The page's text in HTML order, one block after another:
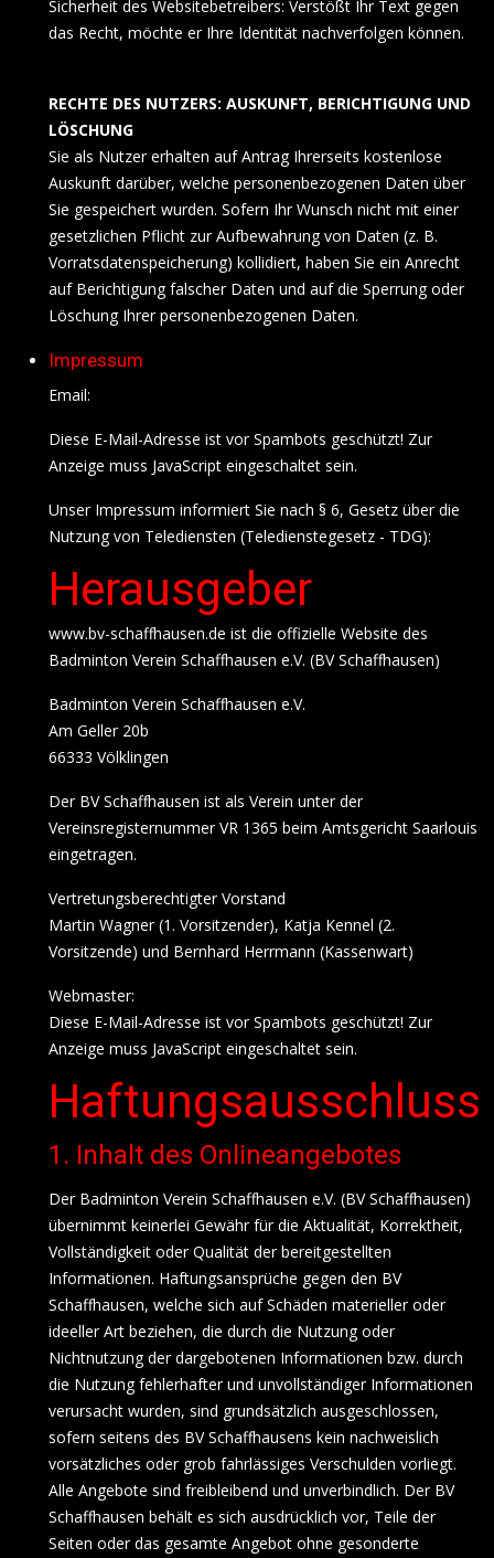
Sicherheit des Websitebetreibers: Verstößt Ihr Text gegen
das Recht, möchte er Ihre Identität nachverfolgen können.
RECHTE DES NUTZERS: AUSKUNFT, BERICHTIGUNG UND
LÖSCHUNG
Sie als Nutzer erhalten auf Antrag Ihrerseits kostenlose
Auskunft darüber, welche personenbezogenen Daten über
Sie gespeichert wurden. Sofern Ihr Wunsch nicht mit einer
gesetzlichen Pflicht zur Aufbewahrung von Daten (z. B.
Vorratsdatenspeicherung) kollidiert, haben Sie ein Anrecht
auf Berichtigung falscher Daten und auf die Sperrung oder
Löschung Ihrer personenbezogenen Daten.
Impressum
Email:
Diese E-Mail-Adresse ist vor Spambots geschützt! Zur
Anzeige muss JavaScript eingeschaltet sein.
Unser Impressum informiert Sie nach § 6, Gesetz über die
Nutzung von Telediensten (Teledienstegesetz - TDG):
Herausgeber
www.bv-schaffhausen.de ist die offizielle Website des
Badminton Verein Schaffhausen e.V. (BV Schaffhausen)
Badminton Verein Schaffhausen e.V.
Am Geller 20b
66333 Völklingen
Der BV Schaffhausen ist als Verein unter der
Vereinsregisternummer VR 1365 beim Amtsgericht Saarlouis
eingetragen.
Vertretungsberechtigter Vorstand
Martin Wagner (1. Vorsitzender), Katja Kennel (2.
Vorsitzende) und Bernhard Herrmann (Kassenwart)
Webmaster:
Diese E-Mail-Adresse ist vor Spambots geschützt! Zur
Anzeige muss JavaScript eingeschaltet sein.
Haftungsausschluss
1. Inhalt des Onlineangebotes
Der Badminton Verein Schaffhausen e.V. (BV Schaffhausen)
übernimmt keinerlei Gewähr für die Aktualität, Korrektheit,
Vollständigkeit oder Qualität der bereitgestellten
Informationen. Haftungsansprüche gegen den BV
Schaffhausen, welche sich auf Schäden materieller oder
ideeller Art beziehen, die durch die Nutzung oder
Nichtnutzung der dargebotenen Informationen bzw. durch
die Nutzung fehlerhafter und unvollständiger Informationen
verursacht wurden, sind grundsätzlich ausgeschlossen,
sofern seitens des BV Schaffhausens kein nachweislich
vorsätzliches oder grob fahrlässiges Verschulden vorliegt.
Alle Angebote sind freibleibend und unverbindlich. Der BV
Schaffhausen behält es sich ausdrücklich vor, Teile der
Seiten oder das gesamte Angebot ohne gesonderte